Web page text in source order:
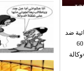
ضد
إدارة دونالد ترمب، الاثنين، على خلفية فرضه رسوماً جمركية على 60